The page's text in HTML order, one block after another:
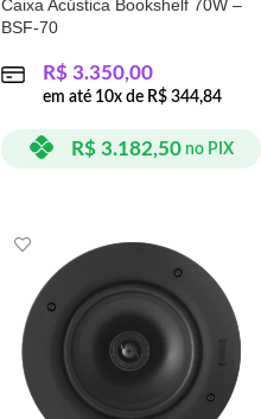
Caixa Acústica Bookshelf 70W –
BSF-70
R$ 3.350,00
em até 10x de R$ 344,84
R$3.182,50 no PIX